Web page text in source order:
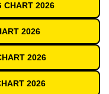
CHART 2026
2026
2026
2026